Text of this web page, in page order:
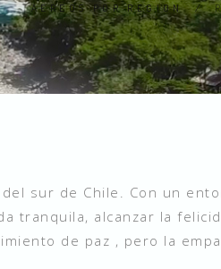
AEREOS POR REGION/
sur de Chile. Con un
tranquila, alcanzar la
de paz , pero la